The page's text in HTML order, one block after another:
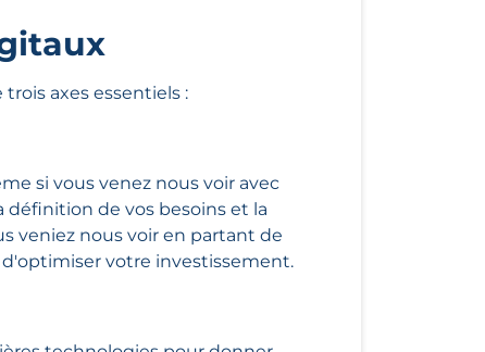
axes essentiels :
si vous venez nous voir avec
définition de vos besoins et la
veniez nous voir en partant de
votre investissement.